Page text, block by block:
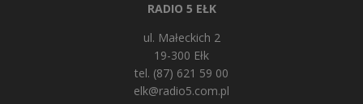
RADIO 5 EŁK
ul. Małeckich 2
19-300 Ełk
tel. (87) 621 59 00
elk@radio5.com.pl